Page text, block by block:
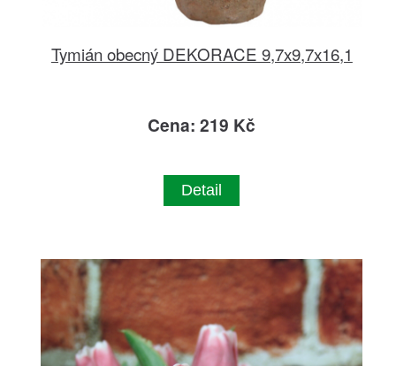
Tymián obecný DEKORACE 9,7x9,7x16,1
Cena: 219 Kč
Detail